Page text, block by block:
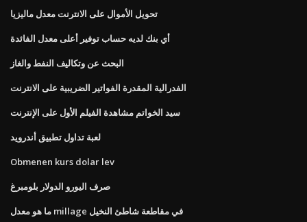
تحويل الأموال على الانترنت معدل ماليزيا
أي بنك لديه حساب توفير أعلى معدل الفائدة
البحث عن وتكاليف النفط والغاز
الفدرالية المقدرة الفواتير الضريبية على الانترنت
سيد الخواتم مشاهدة الفيلم الأول على الإنترنت
لعبة تداول تطبيق أندرويد
Obmenen kurs dolar lev
صرف اليورو الدولار بلومبرغ
ما هو معدل millage في مقاطعة شاطئ النخيل